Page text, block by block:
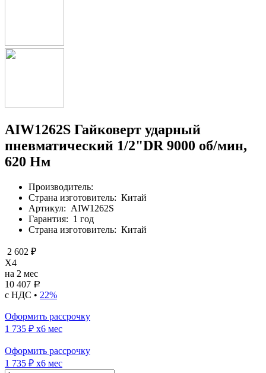
AIW1262S Гайковерт ударный
пневматический 1/2"DR 9000 об/мин,
620 Нм
Производитель:
Страна изготовитель: Китай
Артикул: AIW1262S
Гарантия: 1 год
Страна изготовитель: Китай
2 602 ₽
X4
на 2 мес
10 407 Р
с НДС • 22%
Оформить рассрочку
1 735 ₽ x6 мес
Оформить рассрочку
1 735 ₽ x6 мес